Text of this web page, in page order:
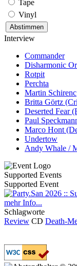
Tape
Vinyl
Interview
Commander
Disharmonic
Rotpit
Perchta
Martin Schirenc
Britta Görtz
Deserted Fear
Paul
Marco Hont
Undertow
Andy Whale /
Supported Events
Supported Event
Schlagworte
Review CD Death-